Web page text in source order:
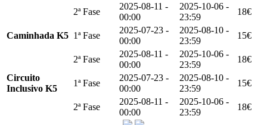
2ª Fase
2025-08-11 -
00:00
2025-10-06 -
23:59
18€
Caminhada K5 1ª Fase
2025-07-23 -
00:00
2025-08-10 -
23:59
15€
2ª Fase
2025-08-11 -
00:00
2025-10-06 -
23:59
18€
Circuito
Inclusivo K5
1ª Fase
2025-07-23 -
00:00
2025-08-10 -
23:59
15€
2ª Fase
2025-08-11 -
00:00
2025-10-06 -
23:59
18€